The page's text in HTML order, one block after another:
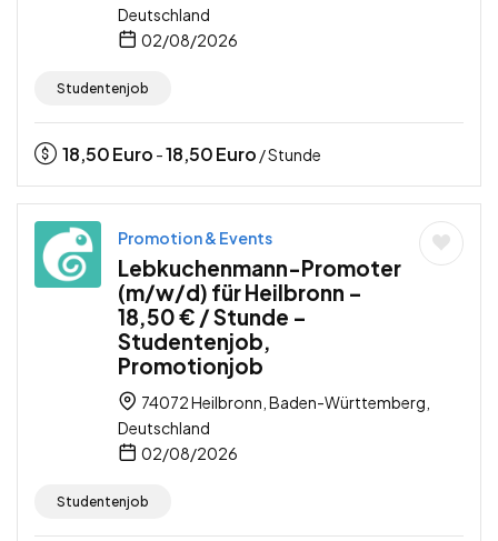
Deutschland
02/08/2026
Studentenjob
18,50Euro -18,50Euro / Stunde
Promotion & Events
Lebkuchenmann-Promoter
(m/w/d) für Heilbronn –
18,50 € / Stunde –
Studentenjob,
Promotionjob
74072 Heilbronn, Baden-Württemberg,
Deutschland
02/08/2026
Studentenjob